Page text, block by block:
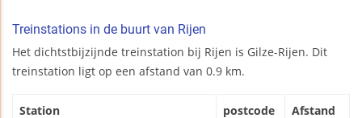
Treinstations in de buurt van Rijen
Het dichtstbijzijnde treinstation bij Rijen is Gilze-Rijen. Dit
treinstation ligt op een afstand van 0.9 km.
Station postcode Afstand